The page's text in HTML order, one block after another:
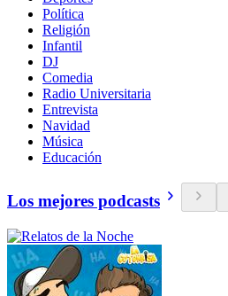
Política
Religión
Infantil
DJ
Comedia
Radio Universitaria
Entrevista
Navidad
Música
Educación
Los mejores podcasts